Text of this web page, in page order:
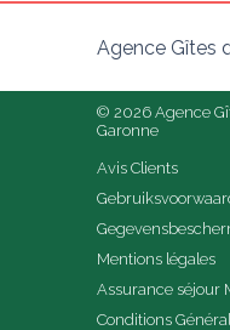
Agence Gîtes
© 2026 Agence
Garonne
Avis Clients
Mentions légales
Assurance séjour
Conditions